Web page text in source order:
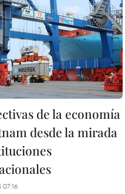
de la economía
desde la mirada